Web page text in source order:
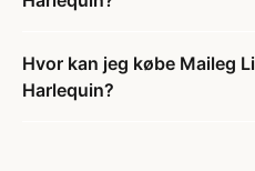
Hvor kan jeg købe Maileg
Harlequin?